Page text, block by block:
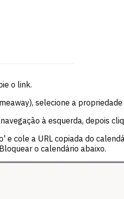
o link.
selecione a
à esquerda, depois
cole a URL copiada do
o calendário abaixo.